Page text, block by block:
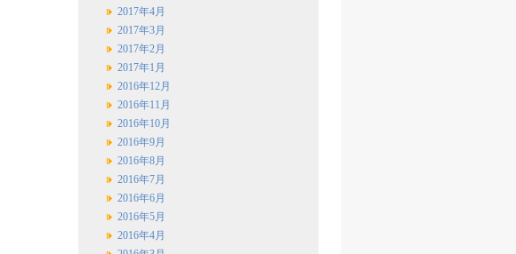
2017年4月
2017年3月
2017年2月
2017年1月
2016年12月
2016年11月
2016年10月
2016年9月
2016年8月
2016年7月
2016年6月
2016年5月
2016年4月